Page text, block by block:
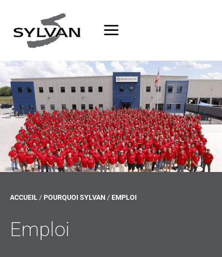
contenu
ACCUEIL / POURQUOI SYLVAN / EMPLOI
Emploi